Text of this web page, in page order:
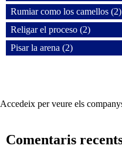
Rumiar como los camellos (2)
Religar el proceso (2)
Pisar la arena (2)
Accedeix per veure els
Comentaris